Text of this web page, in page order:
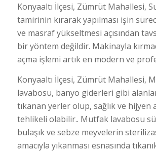
Konyaaltı İlçesi, Zümrüt Mahallesi,
tamirinin kırarak yapılması işin
ve masraf yükseltmesi açısından
bir yöntem değildir. Makinayla
açma işlemi artık en modern ve
Konyaaltı İlçesi, Zümrüt Mahallesi,
lavabosu, banyo giderleri gibi
tıkanan yerler olup, sağlık ve hijyen
tehlikeli olabilir.. Mutfak lavabosu
bulaşık ve sebze meyvelerin
amacıyla yıkanması esnasında